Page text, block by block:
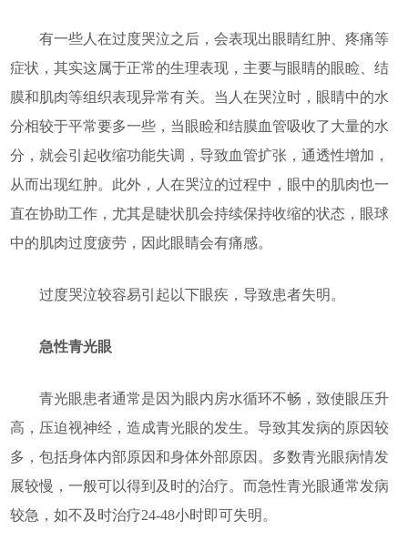
有一些人在过度哭泣之后，会表现出眼睛红肿、疼痛等
症状，其实这属于正常的生理表现，主要与眼睛的眼睑、结
膜和肌肉等组织表现异常有关。当人在哭泣时，眼睛中的水
分相较于平常要多一些，当眼睑和结膜血管吸收了大量的水
分，就会引起收缩功能失调，导致血管扩张，通透性增加，
从而出现红肿。此外，人在哭泣的过程中，眼中的肌肉也一
直在协助工作，尤其是睫状肌会持续保持收缩的状态，眼球
中的肌肉过度疲劳，因此眼睛会有痛感。
过度哭泣较容易引起以下眼疾，导致患者失明。
急性青光眼
青光眼患者通常是因为眼内房水循环不畅，致使眼压升
高，压迫视神经，造成青光眼的发生。导致其发病的原因较
多，包括身体内部原因和身体外部原因。多数青光眼病情发
展较慢，一般可以得到及时的治疗。而急性青光眼通常发病
较急，如不及时治疗24-48小时即可失明。